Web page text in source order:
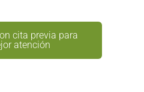
cita previa para
atención